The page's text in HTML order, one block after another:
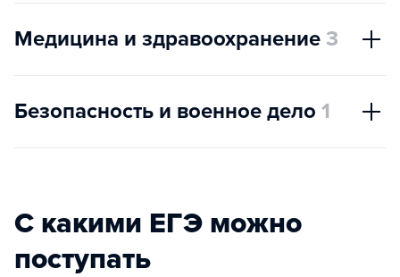
Медицина и здравоохранение 3
Безопасность и военное дело 1
С какими ЕГЭ можно
поступать